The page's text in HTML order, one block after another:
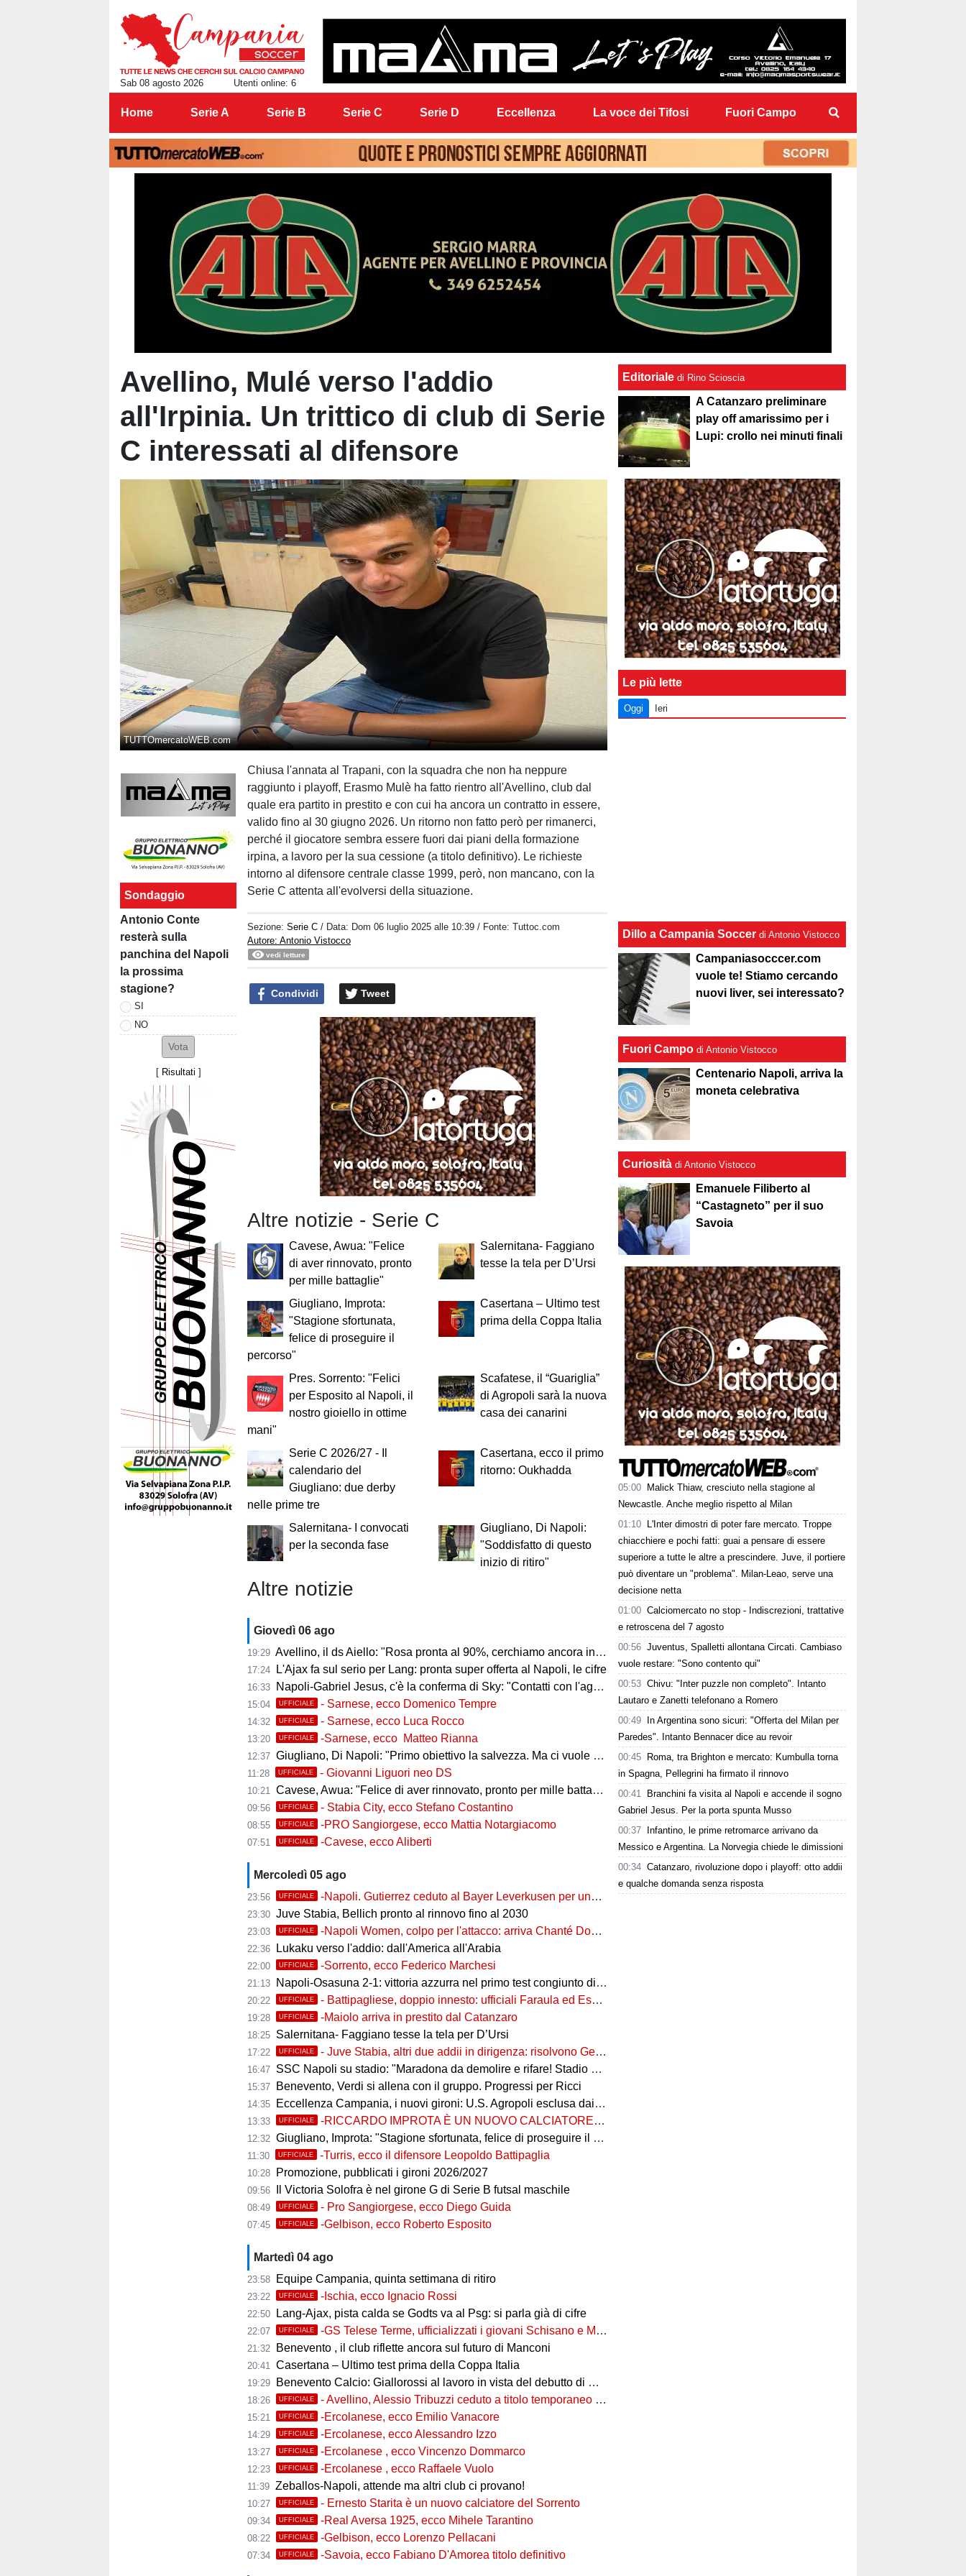
Sab 08 agosto 2026 Utenti online: 6
Home Serie A Serie B Serie C Serie D Eccellenza La voce dei Tifosi Fuori Campo
Avellino, Mulé verso l'addio
all'Irpinia. Un trittico di club di Serie
C interessati al difensore
TUTTOmercatoWEB.com
Sondaggio
Antonio Conte
resterà sulla
panchina del Napoli
la prossima
stagione?
SI
NO
[ Risultati ]
Chiusa l'annata al Trapani, con la squadra che non ha neppure
raggiunto i playoff, Erasmo Mulè ha fatto rientro all'Avellino, club dal
quale era partito in prestito e con cui ha ancora un contratto in essere,
valido fino al 30 giugno 2026. Un ritorno non fatto però per rimanerci,
perché il giocatore sembra essere fuori dai piani della formazione
irpina, a lavoro per la sua cessione (a titolo definitivo). Le richieste
intorno al difensore centrale classe 1999, però, non mancano, con la
Serie C attenta all'evolversi della situazione.
Sezione:Serie C / Data: Dom 06 luglio 2025 alle 10:39 / Fonte: Tuttoc.com
Autore: Antonio Vistocco
vedi letture
Condividi Tweet
Altre notizie - Serie C
Cavese, Awua: "Felice
di aver rinnovato, pronto
per mille battaglie"
Salernitana- Faggiano
tesse la tela per D’Ursi
Giugliano, Improta:
"Stagione sfortunata,
felice di proseguire il
percorso"
Casertana – Ultimo test
prima della Coppa Italia
Pres. Sorrento: "Felici
per Esposito al Napoli, il
nostro gioiello in ottime
mani"
Scafatese, il “Guariglia”
di Agropoli sarà la nuova
casa dei canarini
Serie C 2026/27 - Il
calendario del
Giugliano: due derby
nelle prime tre
Casertana, ecco il primo
ritorno: Oukhadda
Salernitana- I convocati
per la seconda fase
Giugliano, Di Napoli:
"Soddisfatto di questo
inizio di ritiro"
Altre notizie
Giovedì 06 ago
19:29 Avellino, il ds Aiello: "Rosa pronta al 90%, cerchiamo ancora innesti di qualità"
17:24 L'Ajax fa sul serio per Lang: pronta super offerta al Napoli, le cifre
16:33 Napoli-Gabriel Jesus, c'è la conferma di Sky: "Contatti con l'agente, i dettagli"
15:04 UFFICIALE - Sarnese, ecco Domenico Tempre
14:32 UFFICIALE - Sarnese, ecco Luca Rocco
13:20 UFFICIALE -Sarnese, ecco Matteo Rianna
12:37 Giugliano, Di Napoli: "Primo obiettivo la salvezza. Ma ci vuole ambizione"
11:28 UFFICIALE - Giovanni Liguori neo DS
10:21 Cavese, Awua: "Felice di aver rinnovato, pronto per mille battaglie"
09:56 UFFICIALE - Stabia City, ecco Stefano Costantino
08:55 UFFICIALE -PRO Sangiorgese, ecco Mattia Notargiacomo
07:51 UFFICIALE -Cavese, ecco Aliberti
Mercoledì 05 ago
23:56 UFFICIALE -Napoli. Gutierrez ceduto al Bayer Leverkusen per una cifra record
23:30 Juve Stabia, Bellich pronto al rinnovo fino al 2030
23:03 UFFICIALE -Napoli Women, colpo per l'attacco: arriva Chanté Dompig
22:36 Lukaku verso l'addio: dall'America all'Arabia
22:00 UFFICIALE -Sorrento, ecco Federico Marchesi
21:13 Napoli-Osasuna 2-1: vittoria azzurra nel primo test congiunto di Castel di Sangro
20:22 UFFICIALE - Battipagliese, doppio innesto: ufficiali Faraula ed Esposito
19:28 UFFICIALE -Maiolo arriva in prestito dal Catanzaro
18:25 Salernitana- Faggiano tesse la tela per D’Ursi
17:22 UFFICIALE - Juve Stabia, altri due addii in dirigenza: risolvono Gerbo e Zanardini
16:47 SSC Napoli su stadio: "Maradona da demolire e rifare! Stadio nuovo in ex area Q8"
15:37 Benevento, Verdi si allena con il gruppo. Progressi per Ricci
14:35 Eccellenza Campania, i nuovi gironi: U.S. Agropoli esclusa dai ripescaggi
13:33 UFFICIALE -RICCARDO IMPROTA È UN NUOVO CALCIATORE DEL GIUGLIANO
12:32 Giugliano, Improta: "Stagione sfortunata, felice di proseguire il percorso"
11:30 UFFICIALE -Turris, ecco il difensore Leopoldo Battipaglia
10:28 Promozione, pubblicati i gironi 2026/2027
09:56 Il Victoria Solofra è nel girone G di Serie B futsal maschile
08:49 UFFICIALE - Pro Sangiorgese, ecco Diego Guida
07:45 UFFICIALE -Gelbison, ecco Roberto Esposito
Martedì 04 ago
23:58 Equipe Campania, quinta settimana di ritiro
23:22 UFFICIALE -Ischia, ecco Ignacio Rossi
22:50 Lang-Ajax, pista calda se Godts va al Psg: si parla già di cifre
22:07 UFFICIALE -GS Telese Terme, ufficializzati i giovani Schisano e Miretto
21:32 Benevento , il club riflette ancora sul futuro di Manconi
20:41 Casertana – Ultimo test prima della Coppa Italia
19:29 Benevento Calcio: Giallorossi al lavoro in vista del debutto di Coppa Italia
18:26 UFFICIALE - Avellino, Alessio Tribuzzi ceduto a titolo temporaneo al Bari
15:21 UFFICIALE -Ercolanese, ecco Emilio Vanacore
14:29 UFFICIALE -Ercolanese, ecco Alessandro Izzo
13:27 UFFICIALE -Ercolanese , ecco Vincenzo Dommarco
12:23 UFFICIALE -Ercolanese , ecco Raffaele Vuolo
11:39 Zeballos-Napoli, attende ma altri club ci provano!
10:27 UFFICIALE - Ernesto Starita è un nuovo calciatore del Sorrento
09:34 UFFICIALE -Real Aversa 1925, ecco Mihele Tarantino
08:22 UFFICIALE -Gelbison, ecco Lorenzo Pellacani
07:34 UFFICIALE -Savoia, ecco Fabiano D'Amorea titolo definitivo
Editoriale di Rino Scioscia
A Catanzaro preliminare
play off amarissimo per i
Lupi: crollo nei minuti finali
Le più lette
Oggi Ieri
Dillo a Campania Soccer di Antonio Vistocco
Campaniasocccer.com
vuole te! Stiamo cercando
nuovi liver, sei interessato?
Fuori Campo di Antonio Vistocco
Centenario Napoli, arriva la
moneta celebrativa
Curiosità di Antonio Vistocco
Emanuele Filiberto al
“Castagneto” per il suo
Savoia
05:00
Malick Thiaw, cresciuto nella stagione al
Newcastle. Anche meglio rispetto al Milan
01:10
L'Inter dimostri di poter fare mercato. Troppe
chiacchiere e pochi fatti: guai a pensare di essere
superiore a tutte le altre a prescindere. Juve, il portiere
può diventare un "problema". Milan-Leao, serve una
decisione netta
01:00 Calciomercato no stop - Indiscrezioni, trattative
e retroscena del 7 agosto
00:56 Juventus, Spalletti allontana Circati. Cambiaso
vuole restare: "Sono contento qui"
00:53 Chivu: "Inter puzzle non completo". Intanto
Lautaro e Zanetti telefonano a Romero
00:49
In Argentina sono sicuri: "Offerta del Milan per
Paredes". Intanto Bennacer dice au revoir
00:45
Roma, tra Brighton e mercato: Kumbulla torna
in Spagna, Pellegrini ha firmato il rinnovo
00:41
Branchini fa visita al Napoli e accende il sogno
Gabriel Jesus. Per la porta spunta Musso
00:37
Infantino, le prime retromarce arrivano da
Messico e Argentina. La Norvegia chiede le dimissioni
00:34 Catanzaro, rivoluzione dopo i playoff: otto addii
e qualche domanda senza risposta